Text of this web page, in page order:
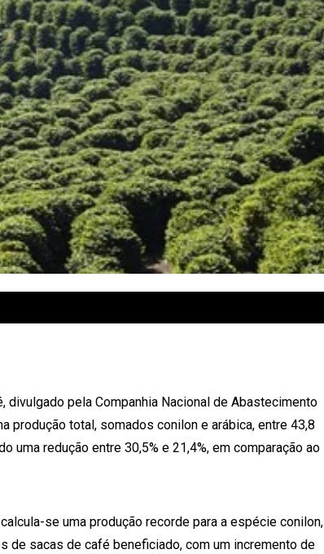
divulgado pela Companhia Nacional de Abastecimento
produção total, somados conilon e arábica, entre 43,8
uma redução entre 30,5% e 21,4%, em comparação ao
se uma produção recorde para a espécie conilon,
de sacas de café beneficiado, com um incremento de